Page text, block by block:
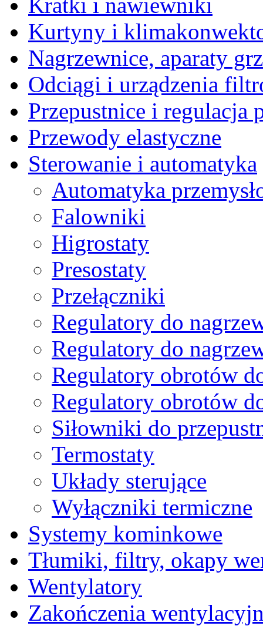
Kurtyny i
Nagrzewnice, aparaty
Odciągi i urządzenia
Przepustnice i regulacja
Przewody elastyczne
Sterowanie i automatyka
Automatyka
Falowniki
Higrostaty
Presostaty
Przełączniki
Regulatory do
Regulatory do
Regulatory obrotów
Regulatory obrotów
Siłowniki do
Termostaty
Układy sterujące
Wyłączniki termiczne
Systemy kominkowe
Tłumiki, filtry, okapy
Wentylatory
Zakończenia